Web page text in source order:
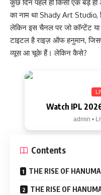
कुछ दिन पहले ही किसी एक बड़े
का नाम था Shady Art Studio,
लेकिन इस चैनल पर जो कॉन्टेंट
टाइटल है राइज़ ऑफ हनुमान,
व्यूस आ चूके हैं। लेकिन कैसे?
Watch IPL
admin •
Contents
THE RISE OF
THE RISE OF